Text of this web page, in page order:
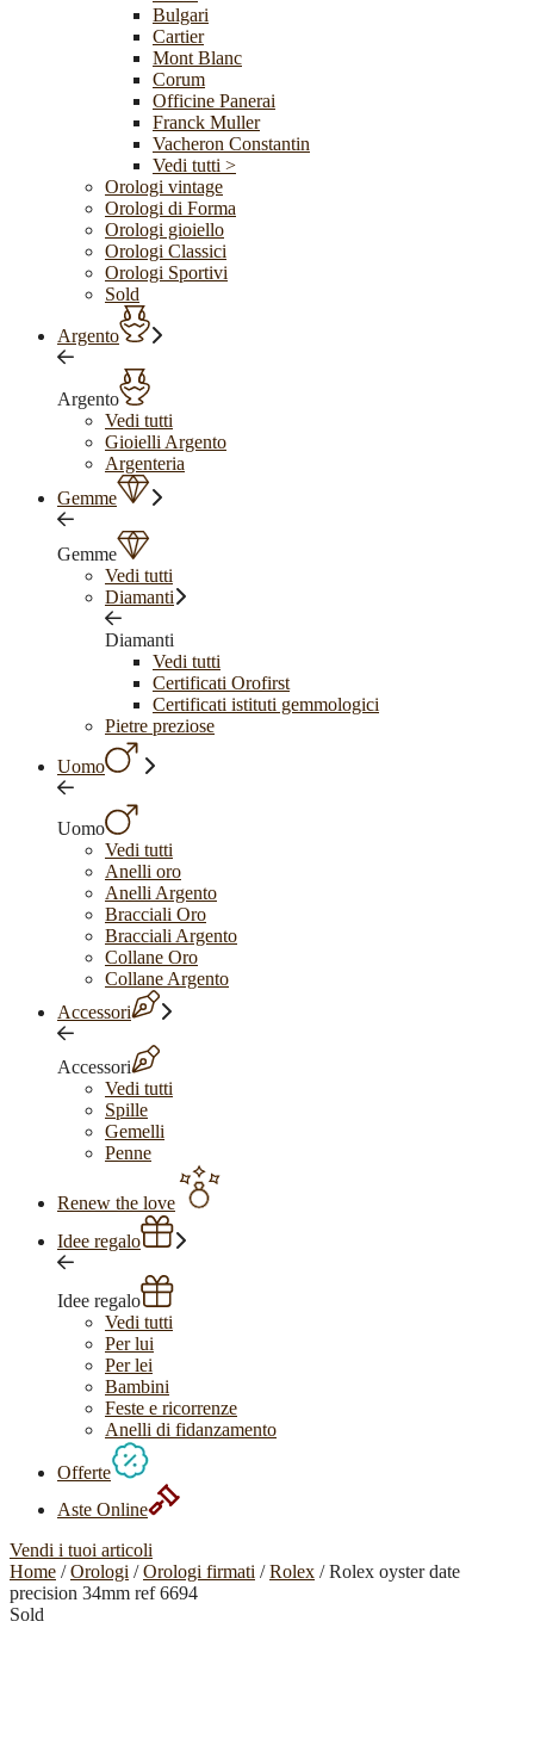
Bulgari
Cartier
Mont Blanc
Corum
Officine Panerai
Franck Muller
Vacheron Constantin
Vedi tutti >
Orologi vintage
Orologi di Forma
Orologi gioiello
Orologi Classici
Orologi Sportivi
Sold
Argento
Argento
Vedi tutti
Gioielli Argento
Argenteria
Gemme
Gemme
Vedi tutti
Diamanti
Diamanti
Vedi tutti
Certificati Orofirst
Certificati istituti gemmologici
Pietre preziose
Uomo
Uomo
Vedi tutti
Anelli oro
Anelli Argento
Bracciali Oro
Bracciali Argento
Collane Oro
Collane Argento
Accessori
Accessori
Vedi tutti
Spille
Gemelli
Penne
Renew the love
Idee regalo
Idee regalo
Vedi tutti
Per lui
Per lei
Bambini
Feste e ricorrenze
Anelli di fidanzamento
Offerte
Aste Online
Vendi i tuoi articoli
Home /Orologi /Orologi firmati /Rolex / Rolex oyster date
precision 34mm ref 6694
Sold